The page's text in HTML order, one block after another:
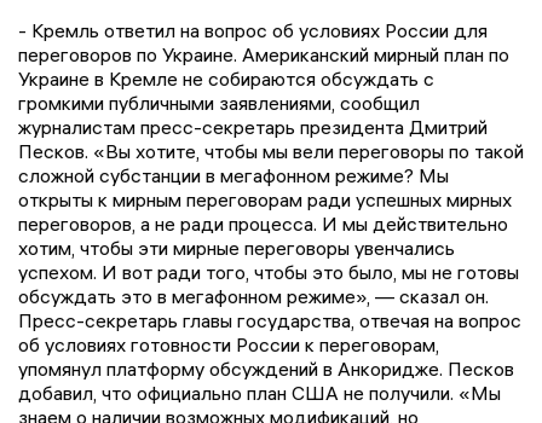
- Кремль ответил на вопрос об условиях России для
переговоров по Украине. Американский мирный план по
Украине в Кремле не собираются обсуждать с
громкими публичными заявлениями, сообщил
журналистам пресс-секретарь президента Дмитрий
Песков. «Вы хотите, чтобы мы вели переговоры по такой
сложной субстанции в мегафонном режиме? Мы
открыты к мирным переговорам ради успешных мирных
переговоров, а не ради процесса. И мы действительно
хотим, чтобы эти мирные переговоры увенчались
успехом. И вот ради того, чтобы это было, мы не готовы
обсуждать это в мегафонном режиме», — сказал он.
Пресс-секретарь главы государства, отвечая на вопрос
об условиях готовности России к переговорам,
упомянул платформу обсуждений в Анкоридже. Песков
добавил, что официально план США не получили. «Мы
знаем о наличии возможных модификаций, но